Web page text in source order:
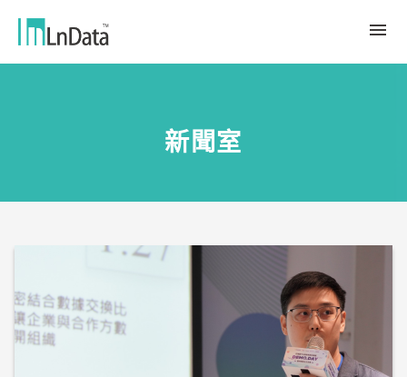
合作夥伴
Ln{CARBON}
數據市集
Ln{360°}
趨勢觀點
產業報告與白皮書
活動＆研討會
繁體中文
English
新聞室